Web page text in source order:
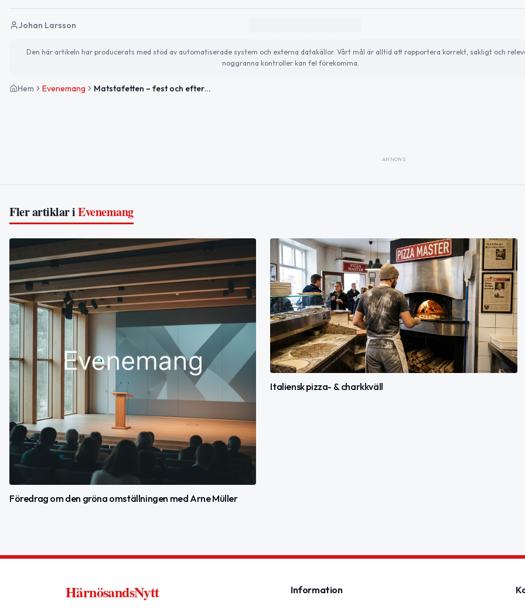
Johan Larsson
Den här artikeln har producerats med stöd av automatiserade system och externa datakällor. Vårt mål är alltid att rapportera korrekt, sakligt och
noggranna kontroller kan fel förekomma.
Hem Evenemang Matstafetten – fest och efterfest i Härnösand
ANNONS
Fler artiklar iEvenemang
Föredrag om den gröna omställningen med Arne Müller
Italiensk pizza- & charkkväll
HärnösandsNytt Information